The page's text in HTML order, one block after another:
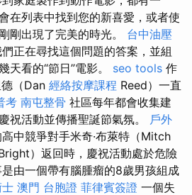
在列表中找到您的新喜愛，或者使
剛出現了完美的時光。 台中油壓
正在尋找這個問題的答案，並組
天看的“節日”電影。 seo tools 作
（Dan 經絡按摩課程 Reed）一直
考 南屯整骨 社區每年都會收集建
祝活動並傳播聖誕節氣氛。 戶外
中競爭對手米奇·布萊特（Mitch
）返回時，慶祝活動處於危險
由一個帶有腦腫瘤的8歲男孩組成
澳門 台胞證 菲律賓簽證 一個失